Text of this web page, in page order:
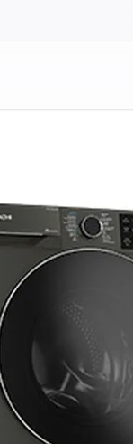
Matter 智慧
精品家電
密碼